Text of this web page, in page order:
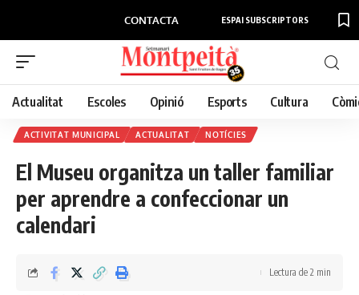
CONTACTA ESPAI SUBSCRIPTORS
Actualitat Escoles Opinió Esports Cultura
ACTIVITAT MUNICIPAL ACTUALITAT NOTÍCIES
El Museu organitza un taller familiar
per aprendre a confeccionar un
calendari
Lectura de 2 min